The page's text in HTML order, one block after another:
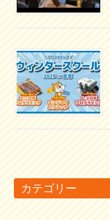
カテゴリー